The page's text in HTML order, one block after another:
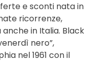
e sconti nata in
ricorrenze,
in Italia. Black
nero”,
nel 1961 con il